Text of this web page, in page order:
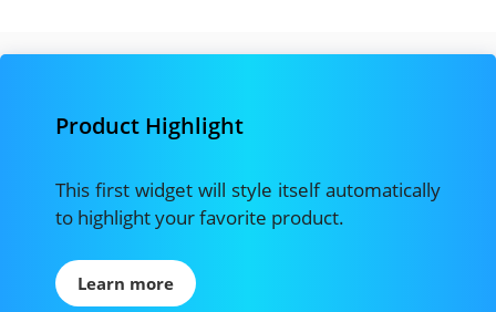
Product Highlight
This first widget will style itself automatically
to highlight your favorite product.
Learn more